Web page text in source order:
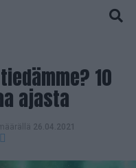
10
ajasta
26.04.2021